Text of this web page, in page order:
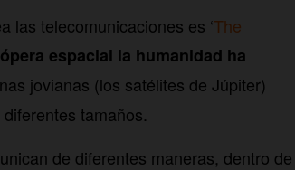
las telecomunicaciones es ‘The
espacial la humanidad ha
jovianas (los satélites de Júpiter)
tamaños.
de diferentes maneras, dentro de